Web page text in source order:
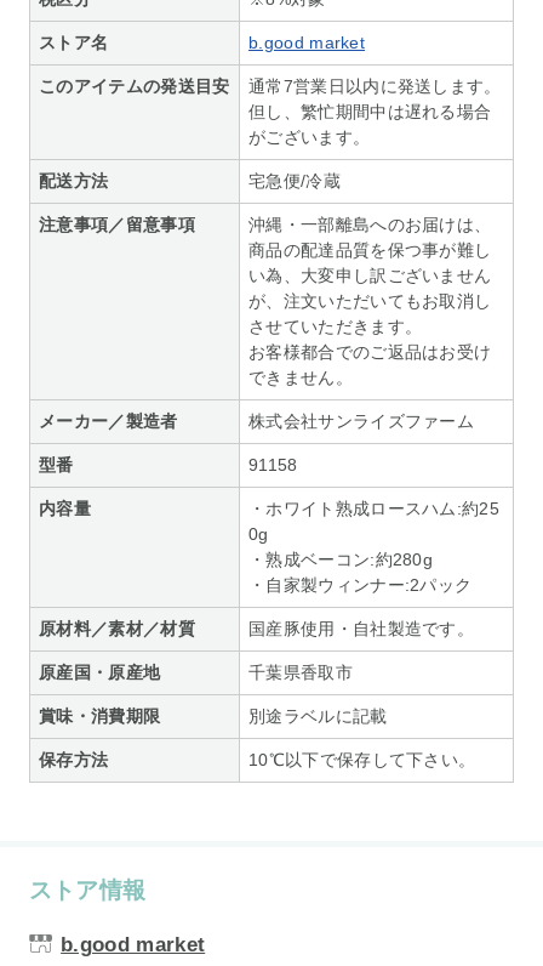
ストア名 b.good market
このアイテムの発送目安
通常7営業日以内に発送します。
但し、繁忙期間中は遅れる場合
がございます。
配送方法 宅急便/冷蔵
注意事項／留意事項
沖縄・一部離島へのお届けは、
商品の配達品質を保つ事が難し
い為、大変申し訳ございません
が、注文いただいてもお取消し
させていただきます。
お客様都合でのご返品はお受け
できません。
メーカー／製造者 株式会社サンライズファーム
型番 91158
内容量
・ホワイト熟成ロースハム:約25
0g
・熟成ベーコン:約280g
・自家製ウィンナー:2パック
原材料／素材／材質 国産豚使用・自社製造です。
原産国・原産地 千葉県香取市
賞味・消費期限 別途ラベルに記載
保存方法 10℃以下で保存して下さい。
ストア情報
b.good market